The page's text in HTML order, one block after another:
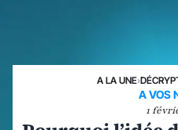
A LA UNE›
A VOS
1